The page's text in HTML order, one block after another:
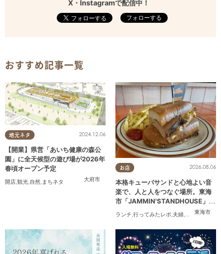
X・Instagramで配信中！
フォローする
おすすめ記事一覧
地元ネタ
大府市
2024.12.06
【開業】県営「あいち健康の森公
園」に全天候型の遊び場が2026年
春頃オープン予定
開店,観光,自然, まちネタ
お店
東海市
2026.08.06
本格キューバサンドと心地よい音
楽で、人と人をつなぐ場所。東海
市「JAMMIN'STANDHOUSE」に
行ってみた
ランチ,行ってみたレポ,夫婦,おひとりさま